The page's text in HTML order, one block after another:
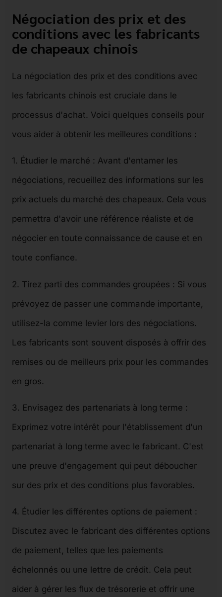
Négociation des prix et des
conditions avec les fabricants
de chapeaux chinois
La négociation des prix et des conditions avec
les fabricants chinois est cruciale dans le
processus d'achat. Voici quelques conseils pour
vous aider à obtenir les meilleures conditions :
1. Étudier le marché : Avant d'entamer les
négociations, recueillez des informations sur les
prix actuels du marché des chapeaux. Cela vous
permettra d'avoir une référence réaliste et de
négocier en toute connaissance de cause et en
toute confiance.
2. Tirez parti des commandes groupées : Si vous
prévoyez de passer une commande importante,
utilisez-la comme levier lors des négociations.
Les fabricants sont souvent disposés à offrir des
remises ou de meilleurs prix pour les commandes
en gros.
3. Envisagez des partenariats à long terme :
Exprimez votre intérêt pour l'établissement d'un
partenariat à long terme avec le fabricant. C'est
une preuve d'engagement qui peut déboucher
sur des prix et des conditions plus favorables.
4. Étudier les différentes options de paiement :
Discutez avec le fabricant des différentes options
de paiement, telles que les paiements
échelonnés ou une lettre de crédit. Cela peut
aider à gérer les flux de trésorerie et offrir une